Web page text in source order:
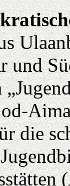
und
die